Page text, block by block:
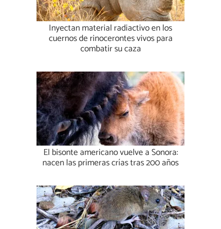
Inyectan material radiactivo en los
cuernos de rinocerontes vivos para
combatir su caza
El bisonte americano vuelve a Sonora:
nacen las primeras crías tras 200 años